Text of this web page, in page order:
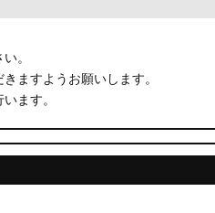
。
ますようお願いします。
ます。